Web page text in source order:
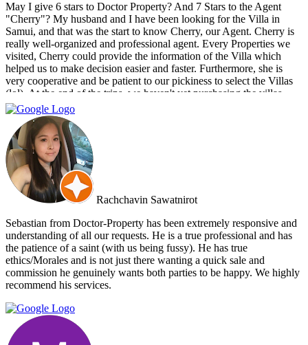
May I give 6 stars to Doctor Property? And 7 Stars to the Agent
"Cherry"? My husband and I have been looking for the Villa in
Samui, and that was the start to know Cherry, our Agent. Cherry is
really well-organized and professional agent. Every Properties we
visited, Cherry could provide the information of the Villa which
helped us to make decision easier and faster. Furthermore, she is
very cooperative and be patient to our pickiness to select the Villas
(lol). At the end of the trips, we haven't yet purchasing the villas
from Cherry and Doctor Property. However, I get to know a new
friend and surely if we have a new plan for new property. Cherry
and Doctor Property will be one of our very first choice to contact.
Bella & Tom
Rachchavin Sawatnirot
Sebastian from Doctor-Property has been extremely responsive and
understanding of all our requests. He is a true professional and has
the patience of a saint (with us being fussy). He has true
ethics/Morales and is not just there wanting a quick sale and
commission he genuinely wants both parties to be happy. We highly
recommend his services.